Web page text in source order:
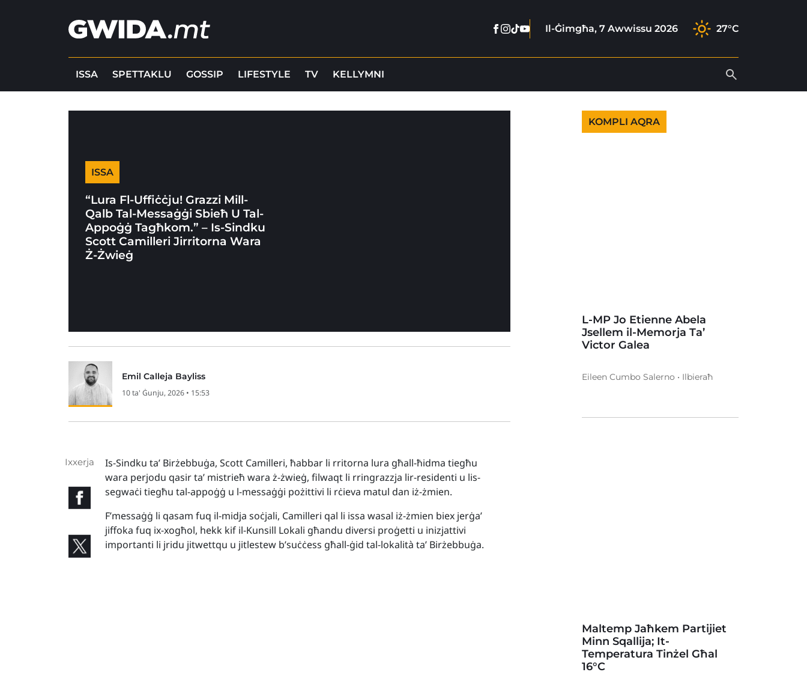
Facebook
Instagram
Tiktok
YoutubeIl-Ġimgħa, 7 Awwissu 2026 27°C
ISSA SPETTAKLU GOSSIP LIFESTYLE TV KELLYMNI
ISSA
“Lura Fl-Uffiċċju! Grazzi Mill-
Qalb Tal-Messaġġi Sbieħ U Tal-
Appoġġ Tagħkom.” – Is-Sindku
Scott Camilleri Jirritorna Wara
Ż-Żwieġ
Emil Calleja Bayliss
10 ta' Ġunju, 2026 • 15:53
Ixxerja
Is-Sindku ta’ Birżebbuġa, Scott Camilleri, ħabbar li rritorna lura għall-ħidma tiegħu
wara perjodu qasir ta’ mistrieħ wara ż-żwieġ, filwaqt li rringrazzja lir-residenti u lis-
segwaċi tiegħu tal-appoġġ u l-messaġġi pożittivi li rċieva matul dan iż-żmien.
F’messaġġ li qasam fuq il-midja soċjali, Camilleri qal li issa wasal iż-żmien biex jerġa’
jiffoka fuq ix-xogħol, hekk kif il-Kunsill Lokali għandu diversi proġetti u inizjattivi
importanti li jridu jitwettqu u jitlestew b’suċċess għall-ġid tal-lokalità ta’ Birżebbuġa.
KOMPLI AQRA
L-MP Jo Etienne Abela
Jsellem il-Memorja Ta’
Victor Galea
Eileen Cumbo Salerno • Ilbieraħ
Maltemp Jaħkem Partijiet
Minn Sqallija; It-
Temperatura Tinżel Għal
16°C